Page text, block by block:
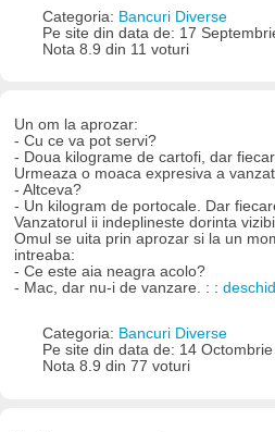
Categoria: Bancuri Diverse
Pe site din data de: 17
Nota 8.9 din 11 voturi
Un om la aprozar:
- Cu ce va pot servi?
- Doua kilograme de cartofi, dar
Urmeaza o moaca expresiva a
- Altceva?
- Un kilogram de portocale. Dar
Vanzatorul ii indeplineste dorinta
Omul se uita prin aprozar si la un
intreaba:
- Ce este aia neagra acolo?
- Mac, dar nu-i de vanzare. : :
Categoria: Bancuri Diverse
Pe site din data de: 14
Nota 8.9 din 77 voturi